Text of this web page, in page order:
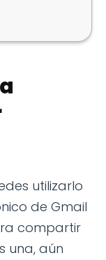
utilizarlo
de Gmail
compartir
una, aún